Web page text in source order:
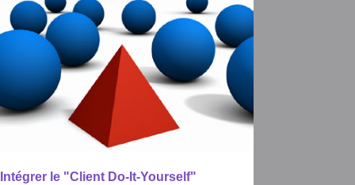
Intégrer le "Client Do-It-Yourself"